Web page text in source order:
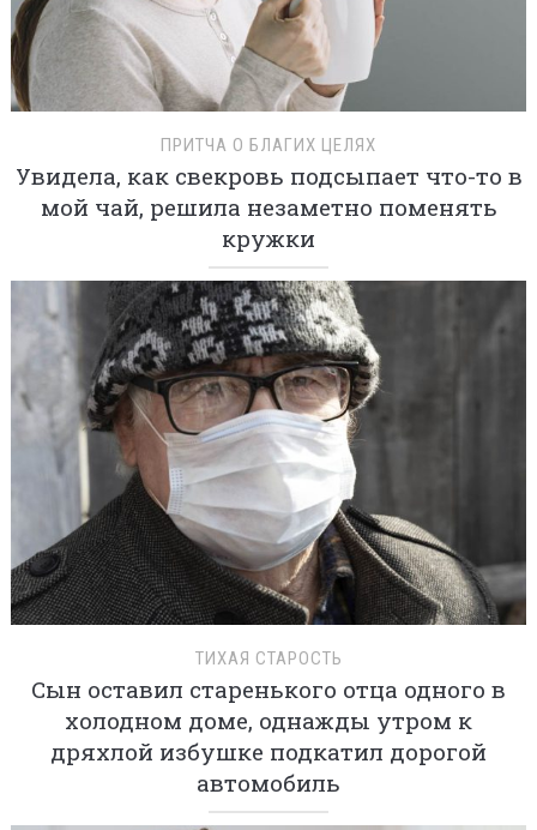
ПРИТЧА О БЛАГИХ ЦЕЛЯХ
Увидела, как свекровь подсыпает что-то в
мой чай, решила незаметно поменять
кружки
ТИХАЯ СТАРОСТЬ
Сын оставил старенького отца одного в
холодном доме, однажды утром к
дряхлой избушке подкатил дорогой
автомобиль